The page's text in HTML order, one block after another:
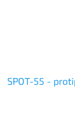
SPOT-55 -